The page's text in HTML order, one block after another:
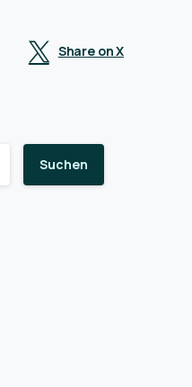
Share on X
Suchen